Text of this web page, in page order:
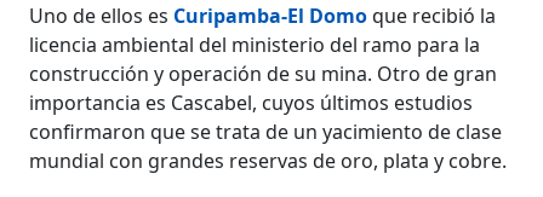
Uno de ellos es Curipamba-El Domoque recibió la
licencia ambiental del ministerio del ramo para la
construcción y operación de su mina. Otro de gran
importancia es Cascabel, cuyos últimos estudios
confirmaron que se trata de un yacimiento de clase
mundial con grandes reservas de oro, plata y cobre.